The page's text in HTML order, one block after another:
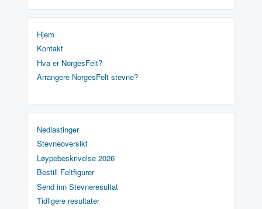
Hjem
Kontakt
Hva er NorgesFelt?
Arrangere NorgesFelt stevne?
Nedlastinger
Stevneoversikt
Løypebeskrivelse 2026
Bestill Feltfigurer
Send inn Stevneresultat
Tidligere resultater